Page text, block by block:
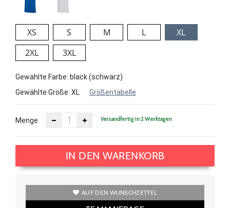
XS S M L
XL
2XL
3XL
Gewählte Farbe: black (schwarz)
Gewählte Größe: XL Größentabelle
Menge Versandfertig in 2 Werktagen
IN DEN WARENKORB
AUF DEN WUNSCHZETTEL